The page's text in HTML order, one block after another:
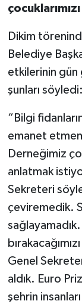
Dikim
Belediye
etkilerinin gün
şunları söyledi:
“Bilgi
emanet
Derneğimiz
anlatmak
Sekreteri
çeviremedik.
Genel
aldık. Euro
şehrin